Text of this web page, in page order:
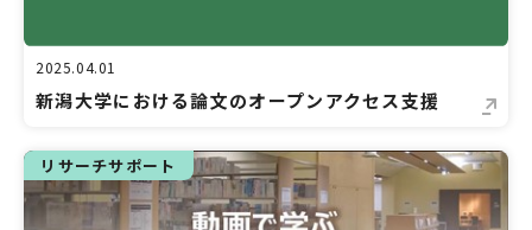
2025.04.01
新潟大学における論文のオープンアクセス支援
リサーチサポート